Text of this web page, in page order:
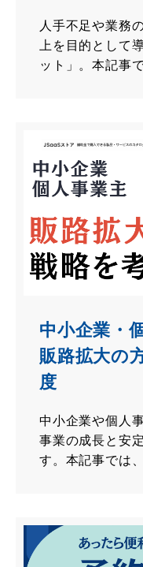
人手不足や業務
上を目的として
ット」。本記事
中小企業・
販路拡大の
度
中小企業や個人
事業の成長と安
す。本記事では